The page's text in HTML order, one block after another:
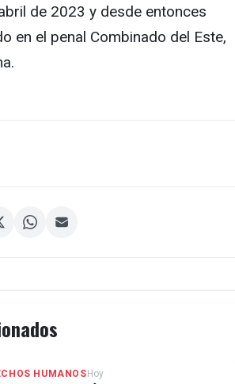
de 2023 y desde entonces
en el penal Combinado del Este,
HUMANOSHoy